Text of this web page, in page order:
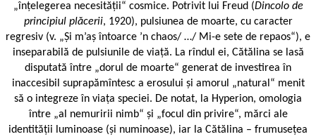
„înțelegerea necesității“ cosmice. Potrivit lui Freud (Dincolo de
principiul plăcerii, 1920), pulsiunea de moarte, cu caracter
regresiv (v. „Și m’aș întoarce ’n chaos/ …/ Mi-e sete de repaos“), e
inseparabilă de pulsiunile de viață. La rîndul ei, Cătălina se lasă
disputată între „dorul de moarte“ generat de investirea în
inaccesibil suprapămîntesc a erosului și amorul „natural“ menit
să o integreze în viața speciei. De notat, la Hyperion, omologia
între „al nemuririi nimb“ și „focul din privire“, mărci ale
identității luminoase (și numinoase), iar la Cătălina – frumusețea